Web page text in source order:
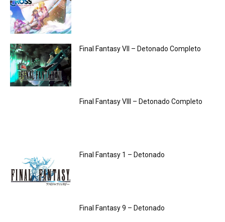
Final Fantasy VII – Detonado Completo
Final Fantasy VIII – Detonado Completo
Final Fantasy 1 – Detonado
Final Fantasy 9 – Detonado